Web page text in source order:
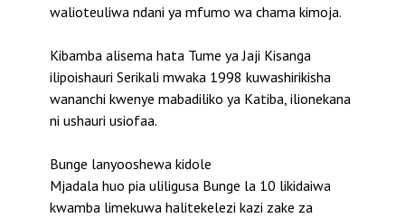
walioteuliwa ndani ya mfumo wa chama kimoja.
Kibamba alisema hata Tume ya Jaji Kisanga
ilipoishauri Serikali mwaka 1998 kuwashirikisha
wananchi kwenye mabadiliko ya Katiba, ilionekana
ni ushauri usiofaa.
Bunge lanyooshewa kidole
Mjadala huo pia uliligusa Bunge la 10 likidaiwa
kwamba limekuwa halitekelezi kazi zake za